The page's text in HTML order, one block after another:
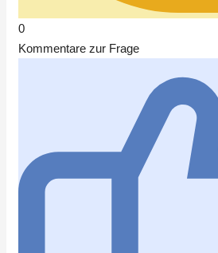
0
Kommentare zur Frage